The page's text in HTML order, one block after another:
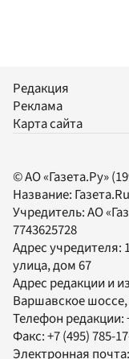
Редакция
Реклама
Карта сайта
© АО «Газета.Ру»
Название: Газета.Ru
Учредитель:АО
7743625728
Адрес учредителя:
улица, дом 67
Адрес редакции и
Варшавское шоссе,
Телефон редакции:
Факс:+7 (495) 785-
Электронная почта: